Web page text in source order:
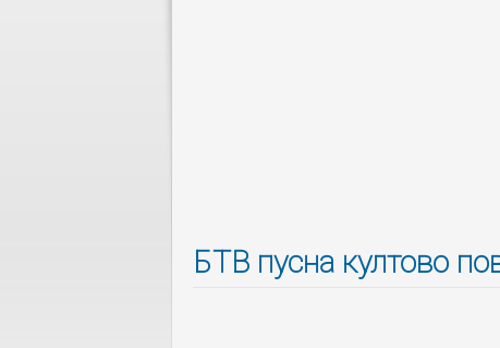
БТВ пусна култово